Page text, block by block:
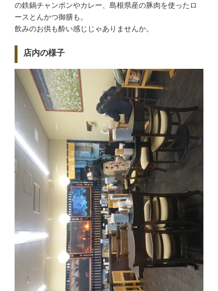
の鉄鍋チャンポンやカレー、島根県産の豚肉を使ったロ
ースとんかつ御膳も。
飲みのお供も酔い感じじゃありませんか。
店内の様子